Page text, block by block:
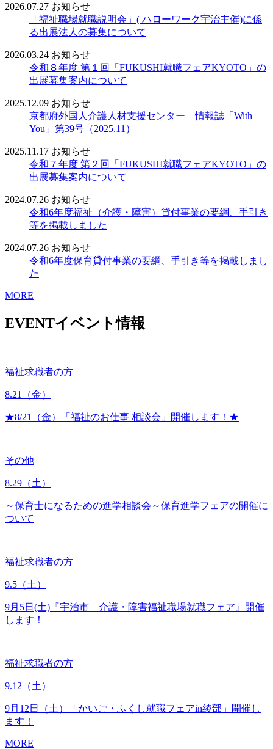
2026.07.27 お知らせ
「福祉職場就職説明会」( ハローワーク宇治主催)に係
る出展法人の募集について
2026.03.24 お知らせ
令和８年度 第１回「FUKUSHI就職フェアKYOTO」の
出展募集案内について
2025.12.09 お知らせ
京都府外国人介護人材支援センター 情報誌「With
You」第39号（2025.11）
2025.11.17 お知らせ
令和７年度 第２回「FUKUSHI就職フェアKYOTO」の
出展募集案内について
2024.07.26 お知らせ
令和6年度福祉（介護・障害）貸付事業の要綱、手引き
等を掲載しました
2024.07.26 お知らせ
令和6年度保育貸付事業の要綱、手引き等を掲載しまし
た
MORE
EVENTイベント情報
福祉求職者の方
8.21 （金）
★8/21（金）「福祉のお仕事 相談会」開催します！★
その他
8.29 （土）
～保育士になるための進学相談会～保育進学フェアの開催に
ついて
福祉求職者の方
9.5 （土）
9月5日(土)『宇治市 介護・障害福祉職場就職フェア』開催
します！
福祉求職者の方
9.12 （土）
9月12日（土）「かいご・ふくし就職フェアin綾部」開催し
ます！
MORE